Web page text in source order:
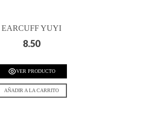
EARCUFF YUYI
8.50
VER PRODUCTO
AÑADIR A LA CARRITO